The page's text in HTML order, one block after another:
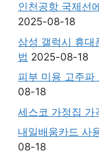
인천공항 국제선
2025-08-18
삼성 갤럭시 휴
법 2025-08-18
피부 미용 고주파
08-18
세스코 가정집 가
내일배움카드 사
08-18